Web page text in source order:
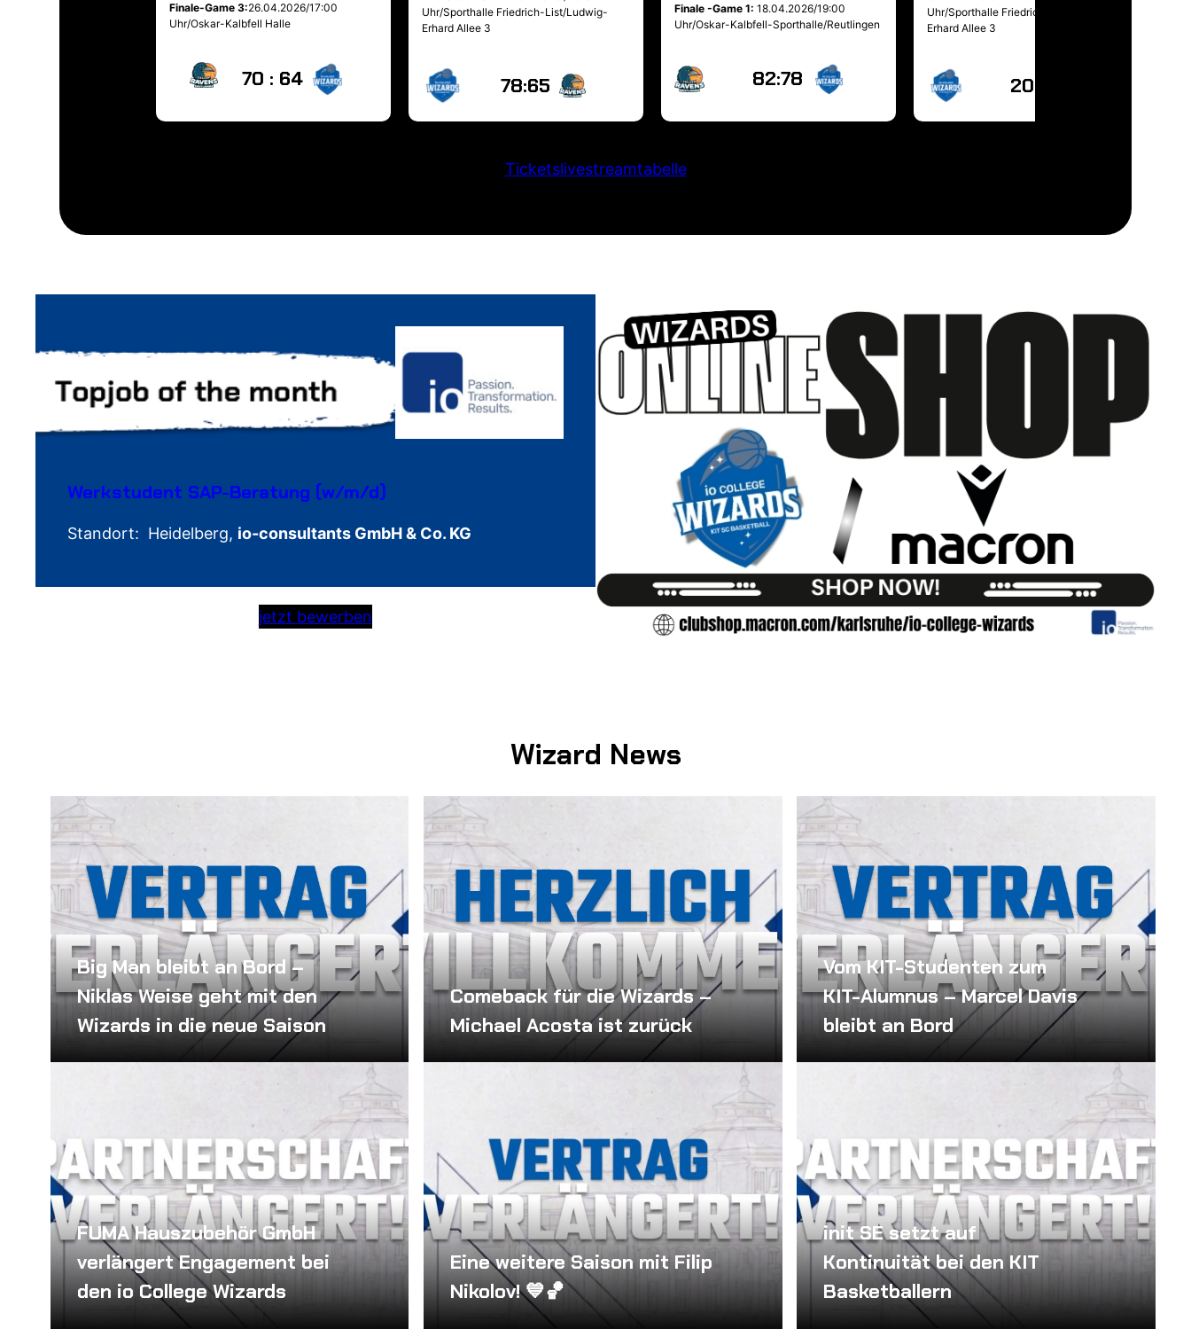
Finale-Game 3:26.04.2026/17:00
Uhr/Oskar-Kalbfell Halle
70 : 64
Uhr/Sporthalle Friedrich-List/Ludwig-
Erhard Allee 3
78:65
Finale -Game 1: 18.04.2026/19:00
Uhr/Oskar-Kalbfell-Sporthalle/Reutlingen
82:78
Uhr/Sporthalle Friedrich-List/Ludwig-
Erhard Allee 3
20:0
Ticketslivestreamtabelle
Werkstudent SAP-Beratung (w/m/d)
Standort: Heidelberg, io-consultants GmbH & Co. KG
jetzt bewerben
Wizard News
Big Man bleibt an Bord –
Niklas Weise geht mit den
Wizards in die neue Saison
Comeback für die Wizards –
Michael Acosta ist zurück
Vom KIT-Studenten zum
KIT-Alumnus – Marcel Davis
bleibt an Bord
FUMA Hauszubehör GmbH
verlängert Engagement bei
den io College Wizards
Eine weitere Saison mit Filip
Nikolov! 💙🏀
init SE setzt auf
Kontinuität bei den KIT
Basketballern